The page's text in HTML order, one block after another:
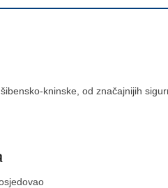
kninske, od značajnijih